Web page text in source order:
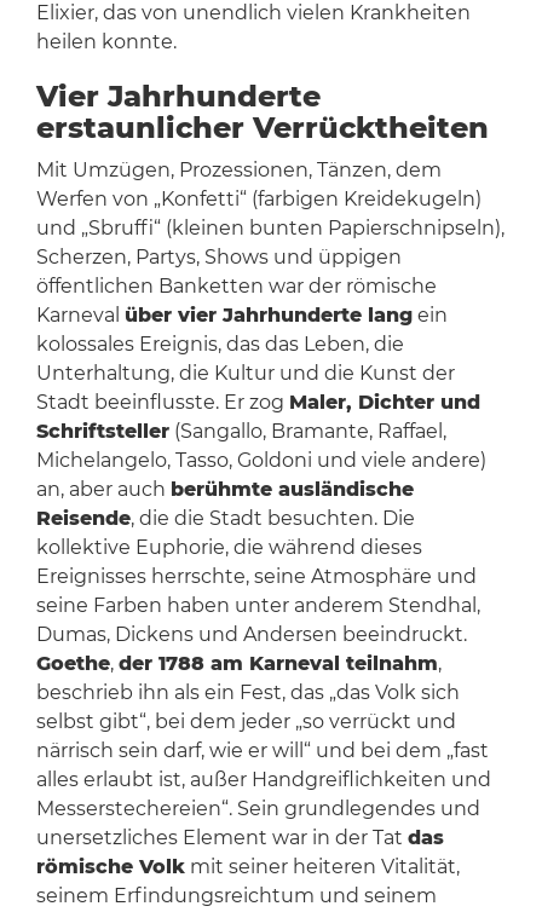
Elixier, das von unendlich vielen Krankheiten
heilen konnte.
Vier Jahrhunderte
erstaunlicher Verrücktheiten
Mit Umzügen, Prozessionen, Tänzen, dem
Werfen von „Konfetti“ (farbigen Kreidekugeln)
und „Sbruffi“ (kleinen bunten Papierschnipseln),
Scherzen, Partys, Shows und üppigen
öffentlichen Banketten war der römische
Karneval über vier Jahrhunderte langein
kolossales Ereignis, das das Leben, die
Unterhaltung, die Kultur und die Kunst der
Stadt beeinflusste. Er zog Maler, Dichter und
Schriftsteller(Sangallo, Bramante, Raffael,
Michelangelo, Tasso, Goldoni und viele andere)
an, aber auch berühmte ausländische
Reisende, die die Stadt besuchten. Die
kollektive Euphorie, die während dieses
Ereignisses herrschte, seine Atmosphäre und
seine Farben haben unter anderem Stendhal,
Dumas, Dickens und Andersen beeindruckt.
Goethe, der 1788 am Karneval teilnahm,
beschrieb ihn als ein Fest, das „das Volk sich
selbst gibt“, bei dem jeder „so verrückt und
närrisch sein darf, wie er will“ und bei dem „fast
alles erlaubt ist, außer Handgreiflichkeiten und
Messerstechereien“. Sein grundlegendes und
unersetzliches Element war in der Tat das
römische Volkmit seiner heiteren Vitalität,
seinem Erfindungsreichtum und seinem